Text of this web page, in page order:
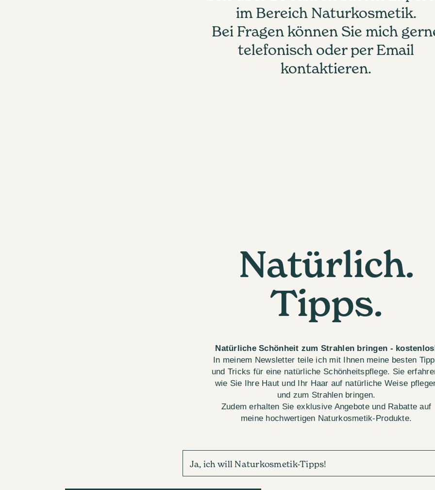
im Bereich Naturkosmetik.
Bei Fragen können Sie mich
telefonisch oder per Email
kontaktieren.
Natürlich.
Tipps.
Natürliche Schönheit zum Strahlen bringen -
In meinem Newsletter teile ich mit Ihnen meine besten
und Tricks für eine natürliche Schönheitspflege. Sie
wie Sie Ihre Haut und Ihr Haar auf natürliche Weise
und zum Strahlen bringen.
Zudem erhalten Sie exklusive Angebote und Rabatte auf
meine hochwertigen Naturkosmetik-Produkte.
Ja, ich will Naturkosmetik-Tipps!